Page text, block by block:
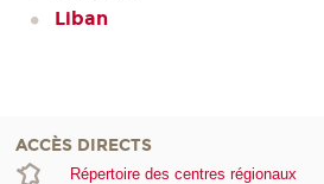
Liban
ACCÈS DIRECTS
Répertoire des centres régionaux